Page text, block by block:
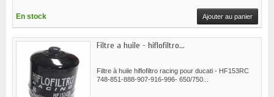
En stock Ajouter au panier
Filtre a huile - hiflofiltro...
Filtre à huile hiflofiltro racing pour ducati - HF153RC
748-851-888-907-916-996- 650/750...